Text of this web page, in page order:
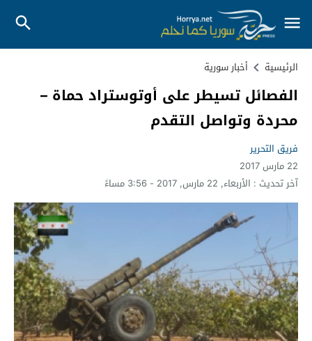
الرئيسية أخبار سورية
الفصائل تسيطر على أوتوستراد حماة –
محردة وتواصل التقدم
فريق التحرير
22 مارس 2017
آخر تحديث : الأربعاء, 22 مارس, 2017 - 3:56 مساءً